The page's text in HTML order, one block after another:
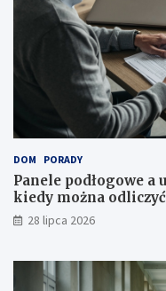
DOM PORADY
Panele podłogowe
kiedy można
28 lipca 2026